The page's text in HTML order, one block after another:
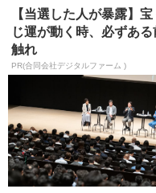
【当選した人が暴露】宝
じ運が動く時、必ずある
触れ
PR(合同会社デジタルファーム )